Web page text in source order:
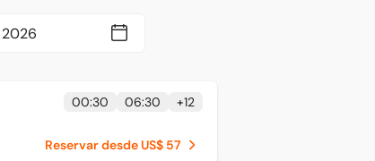
00:30 06:30 +12
Reservar desde US$ 57